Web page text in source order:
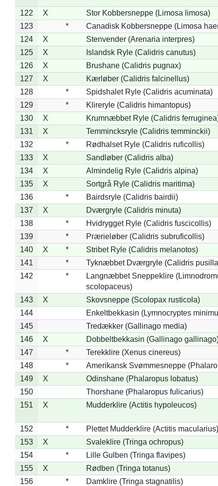
122 X
Stor Kobbersneppe (Limosa limosa)
123
*
Canadisk Kobbersneppe (Limosa
124
X
Stenvender (Arenaria interpres)
125
X
Islandsk Ryle (Calidris canutus)
126
X
Brushane (Calidris pugnax)
127
X
Kærløber (Calidris falcinellus)
128
*
Spidshalet Ryle (Calidris acuminata)
129
*
Klireryle (Calidris himantopus)
130
X
Krumnæbbet Ryle (Calidris
131
X
Temmincksryle (Calidris temminckii)
132
*
Rødhalset Ryle (Calidris ruficollis)
133
X
Sandløber (Calidris alba)
134
X
Almindelig Ryle (Calidris alpina)
135
X
Sortgrå Ryle (Calidris maritima)
136
*
Bairdsryle (Calidris bairdii)
137
X
Dværgryle (Calidris minuta)
138
*
Hvidrygget Ryle (Calidris fuscicollis)
139
*
Prærieløber (Calidris subruficollis)
140
X *
Stribet Ryle (Calidris melanotos)
141
*
Tyknæbbet Dværgryle (Calidris
142
*
Langnæbbet Sneppeklire
scolopaceus)
143
X
Skovsneppe (Scolopax rusticola)
144
Enkeltbekkasin (Lymnocryptes
145
Tredækker (Gallinago media)
146
X
Dobbeltbekkasin (Gallinago
147
*
Terekklire (Xenus cinereus)
148
*
Amerikansk Svømmesneppe
149
X
Odinshane (Phalaropus lobatus)
150
Thorshane (Phalaropus fulicarius)
151
X Mudderklire (Actitis hypoleucos)
152 *
Plettet Mudderklire (Actitis macularius)
153
X
Svaleklire (Tringa ochropus)
154
*
Lille Gulben (Tringa flavipes)
155
X
Rødben (Tringa totanus)
156
*
Damklire (Tringa stagnatilis)